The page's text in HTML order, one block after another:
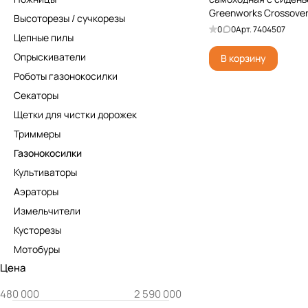
Greenworks
7404507 82V,
0 0Арт.7404507
В корзину
Высоторезы / сучкорезы
Цепные пилы
Опрыскиватели
Роботы газонокосилки
Секаторы
Щетки для чистки дорожек
Триммеры
Газонокосилки
Культиваторы
Аэраторы
Измельчители
Кусторезы
Мотобуры
Цена